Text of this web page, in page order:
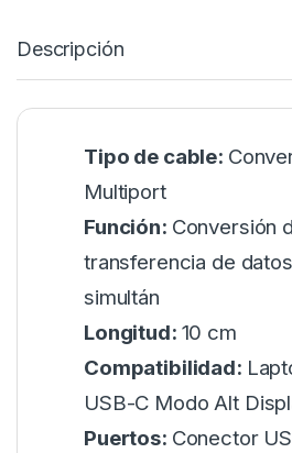
Descripción
Tipo de cable:
Multiport
Función: Conversión
transferencia de
simultán
Longitud: 10 cm
Compatibilidad:
USB-C Modo Alt
Puertos: Conector